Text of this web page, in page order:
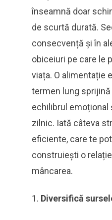
înseamnă doar
de scurtă durată.
consecvență și în
obiceiuri pe care le
viața. O alimentație
termen lung
echilibrul emoțional
zilnic. Iată câteva
eficiente, care te
construiești o
mâncarea.
Diversifică